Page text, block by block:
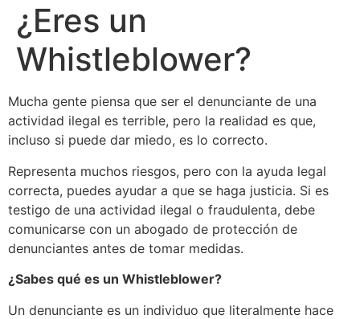
¿Eres un
Whistleblower?
Mucha gente piensa que ser el denunciante de una
actividad ilegal es terrible, pero la realidad es que,
incluso si puede dar miedo, es lo correcto.
Representa muchos riesgos, pero con la ayuda legal
correcta, puedes ayudar a que se haga justicia. Si es
testigo de una actividad ilegal o fraudulenta, debe
comunicarse con un abogado de protección de
denunciantes antes de tomar medidas.
¿Sabes qué es un Whistleblower?
Un denunciante es un individuo que literalmente hace